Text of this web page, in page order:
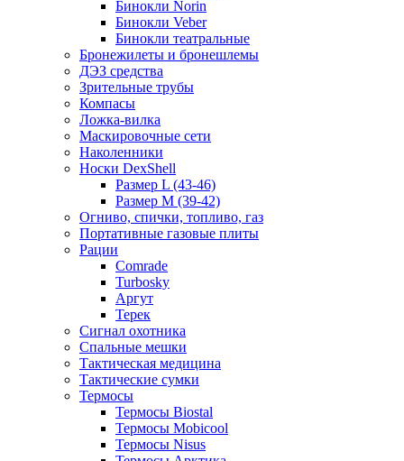
Бинокли Norin
Бинокли Veber
Бинокли театральные
Бронежилеты и бронешлемы
ДЭЗ средства
Зрительные трубы
Компасы
Ложка-вилка
Маскировочные сети
Наколенники
Носки DexShell
Размер L (43-46)
Размер M (39-42)
Огниво, спички, топливо, газ
Портативные газовые плиты
Рации
Comrade
Turbosky
Аргут
Терек
Сигнал охотника
Спальные мешки
Тактическая медицина
Тактические сумки
Термосы
Термосы Biostal
Термосы Mobicool
Термосы Nisus